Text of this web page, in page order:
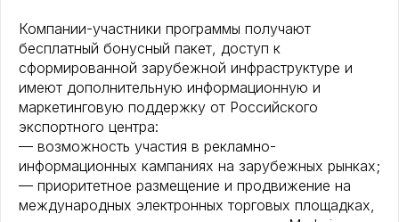
Компании-участники программы получают
бесплатный бонусный пакет, доступ к
сформированной зарубежной инфраструктуре и
имеют дополнительную информационную и
маркетинговую поддержку от Российского
экспортного центра:
— возможность участия в рекламно-
информационных кампаниях на зарубежных рынках;
— приоритетное размещение и продвижение на
международных электронных торговых площадках,